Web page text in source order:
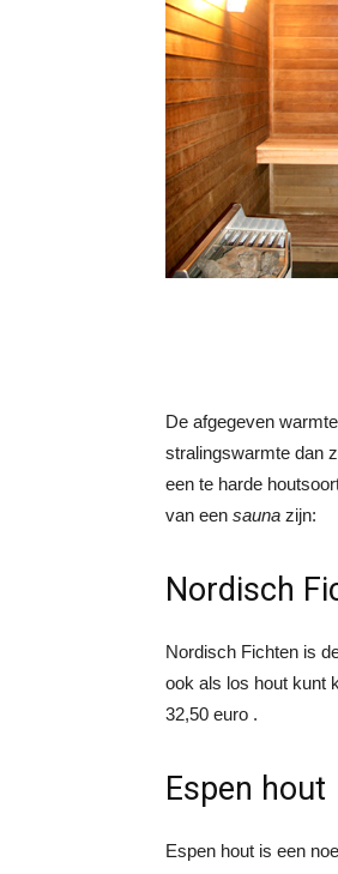
De afgegeven
stralingswarmte dan
een te harde
van een sauna zijn:
Nordisch
Nordisch Fichten is
ook als los hout kunt
32,50 euro .
Espen hout
Espen hout is een